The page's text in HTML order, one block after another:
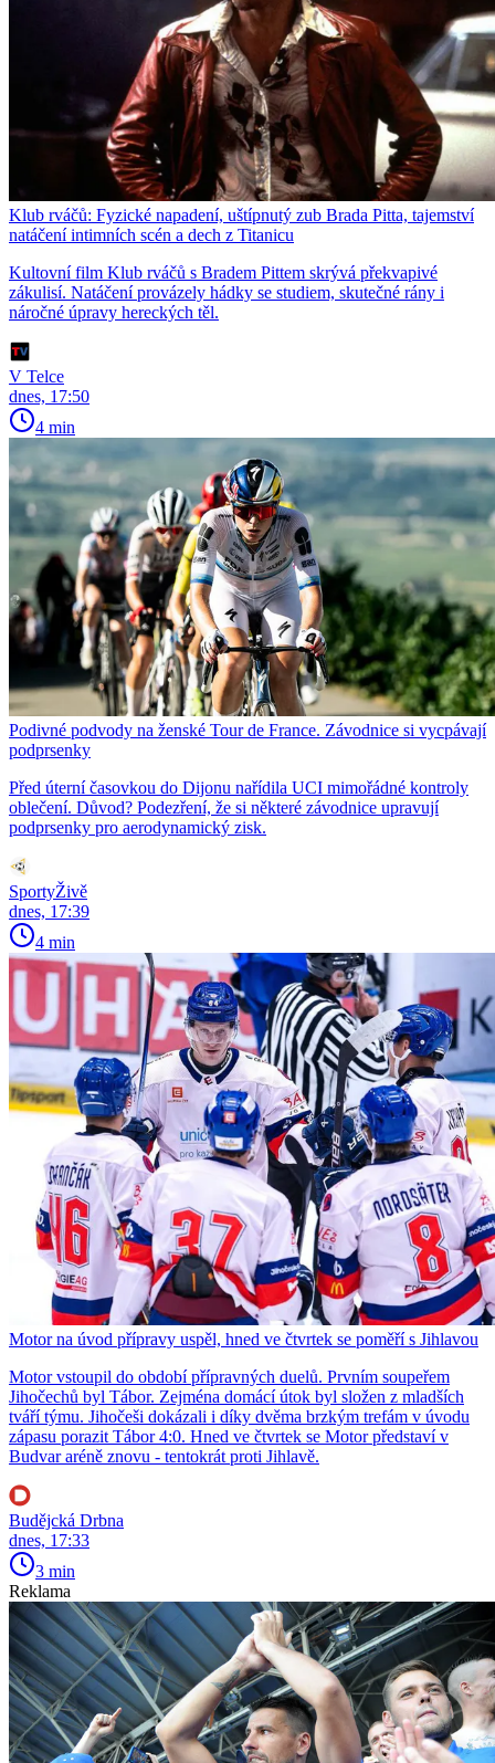
Klub rváčů: Fyzické napadení, uštípnutý zub Brada Pitta, tajemství
natáčení intimních scén a dech z Titanicu
Kultovní film Klub rváčů s Bradem Pittem skrývá překvapivé
zákulisí. Natáčení provázely hádky se studiem, skutečné rány i
náročné úpravy hereckých těl.
V Telce
dnes, 17:50
4 min
Podivné podvody na ženské Tour de France. Závodnice si vycpávají
podprsenky
Před úterní časovkou do Dijonu nařídila UCI mimořádné kontroly
oblečení. Důvod? Podezření, že si některé závodnice upravují
podprsenky pro aerodynamický zisk.
SportyŽivě
dnes, 17:39
4 min
Motor na úvod přípravy uspěl, hned ve čtvrtek se poměří s Jihlavou
Motor vstoupil do období přípravných duelů. Prvním soupeřem
Jihočechů byl Tábor. Zejména domácí útok byl složen z mladších
tváří týmu. Jihočeši dokázali i díky dvěma brzkým trefám v úvodu
zápasu porazit Tábor 4:0. Hned ve čtvrtek se Motor představí v
Budvar aréně znovu - tentokrát proti Jihlavě.
Budějcká Drbna
dnes, 17:33
3 min
Reklama